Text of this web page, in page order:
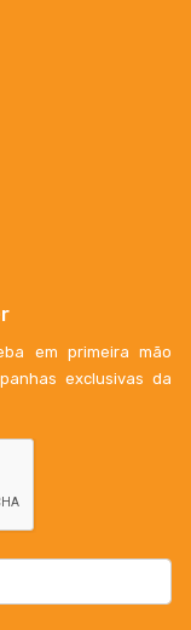
em primeira mão
exclusivas da